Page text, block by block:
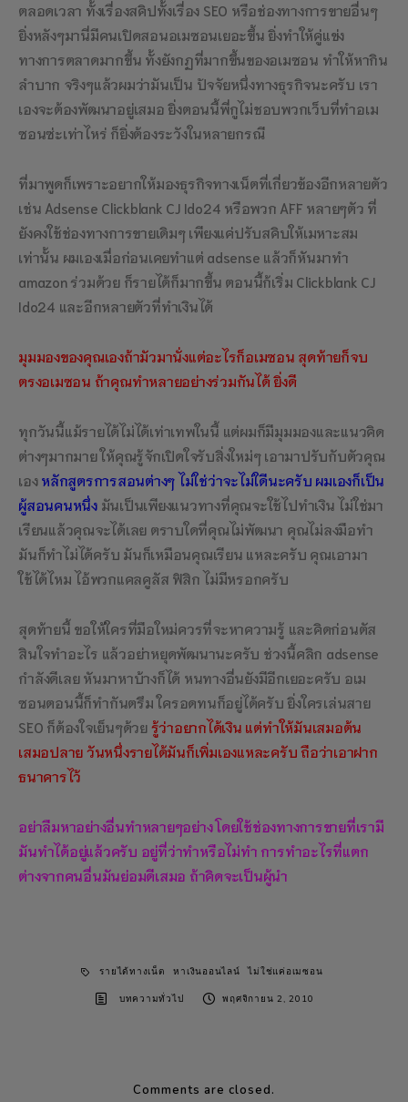
ตลอดเวลา ทั้งเรื่องสคิปทั้งเรื่อง SEO หรือช่องทางการขายอื่นๆ
ยิ่งหลังๆมานี่มีคนเปิดสอนอเมซอนเยอะขึ้น ยิ่งทำให้คู่แข่ง
ทางการตลาดมากขึ้น ทั้งยังกฏที่มากขึ้นของอเมซอน ทำให้หากิน
ลำบาก จริงๆแล้วผมว่ามันเป็น ปัจจัยหนึ่งทางธุรกิจนะครับ เรา
เองจะต้องพัฒนาอยู่เสมอ ยิ่งตอนนี้พี่กูไม่ชอบพวกเว็บที่ทำอเม
ซอนซ่ะเท่าไหร่ ก็ยิ่งต้องระวังในหลายกรณี
ที่มาพูดก็เพราะอยากให้มองธุรกิจทางเน็ตที่เกี่ยวข้องอีกหลายตัว
เช่น Adsense Clickblank CJ Ido24 หรือพวก AFF หลายๆตัว ที่
ยังคงใช้ช่องทางการขายเดิมๆ เพียงแค่ปรับสคิบให้เมหาะสม
เท่านั้น ผมเองเมื่อก่อนเคยทำแต่ adsense แล้วก็หันมาทำ
amazon ร่วมด้วย ก็รายได้ก็มากขึ้น ตอนนี้ก้เริ่ม Clickblank CJ
Ido24 และอีกหลายตัวที่ทำเงินได้
มุมมองของคุณเองถ้ามัวมานั่งแต่อะไรก็อเมซอน สุดท้ายก็จบ
ตรงอเมซอน ถ้าคุณทำหลายอย่างร่วมกันได้ ยิ่งดี
ทุกวันนี้แม้รายได้ไม่ได้เท่าเทพในนี้ แต่ผมก็มีมุมมองและแนวคิด
ต่างๆมากมาย ให้คุณรู้จักเปิดใจรับสิ่งใหม่ๆ เอามาปรับกับตัวคุณ
เอง หลักสูตรการสอนต่างๆ ไม่ใช่ว่าจะไม่ใดีนะครับ ผมเองก็เป็น
ผู้สอนคนหนึ่งมันเป็นเพียงแนวทางที่คุณจะใช้ไปทำเงิน ไม่ใช่มา
เรียนแล้วคุณจะได้เลย ตราบใดที่คุณไม่พัฒนา คุณไม่ลงมือทำ
มันก็ทำไม่ได้ครับ มันก็เหมือนคุณเรียน แหละครับ คุณเอามา
ใช้ได้ไหม ไอ้พวกแคลคูลัส ฟิสิก ไม่มีหรอกครับ
สุดท้ายนี้ ขอให้ใครที่มือใหม่ควรที่จะหาความรู้ และคิดก่อนตัส
สินใจทำอะไร แล้วอย่าหยุดพัฒนานะครับ ช่วงนี้คลิก adsense
กำลังดีเลย หันมาหาบ้างก็ได้ หนทางอื่นยังมีอีกเยอะครับ อเม
ซอนตอนนี้ก็ทำกันตรึม ใครอดทนก็อยู่ได้ครับ ยิ่งใครเล่นสาย
SEO ก็ต้องใจเย็นๆด้วย รู้ว่าอยากได้เงิน แต่ทำให้มันเสมอต้น
เสมอปลาย วันหนึ่งรายได้มันก็เพิ่มเองแหละครับ ถือว่าเอาฝาก
ธนาคารไว้
อย่าลืมหาอย่างอื่นทำหลายๆอย่าง โดยใช้ช่องทางการขายที่เรามี
มันทำได้อยู่แล้วครับ อยู่ที่ว่าทำหรือไม่ทำ การทำอะไรที่แตก
ต่างจากคนอื่นมันย่อมดีเสมอ ถ้าคิดจะเป็นผู้นำ
รายได้ทางเน็ต หาเงินออนไลน์ ไม่ใช่แค่อเมซอน
บทความทั่วไป พฤศจิกายน 2, 2010
Comments are closed.